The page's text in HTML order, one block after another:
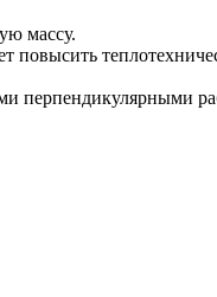
массу.
перпендикулярными